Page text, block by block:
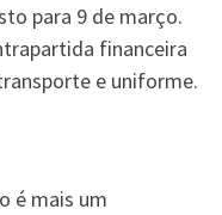
para 9 de março.
financeira
e uniforme.
é mais um